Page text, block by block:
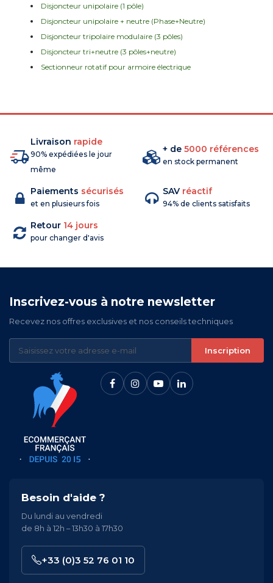
Disjoncteur unipolaire (1 pôle)
Disjoncteur unipolaire + neutre (Phase+Neutre)
Disjoncteur tripolaire modulaire (3 pôles)
Disjoncteur tri+neutre (3 pôles+neutre)
Sectionneur rotatif pour armoire électrique
Livraison rapide
90% expédiées le jour
même
+ de 5000 références
en stock permanent
Paiements sécurisés
et en plusieurs fois
SAV réactif
94% de clients satisfaits
Retour 14 jours
pour changer d'avis
Inscrivez-vous à notre newsletter
Recevez nos offres exclusives et nos conseils techniques
Inscription
Besoin d'aide ?
Du lundi au vendredi
de 8h à 12h – 13h30 à 17h30
+33 (0)3 52 76 01 10